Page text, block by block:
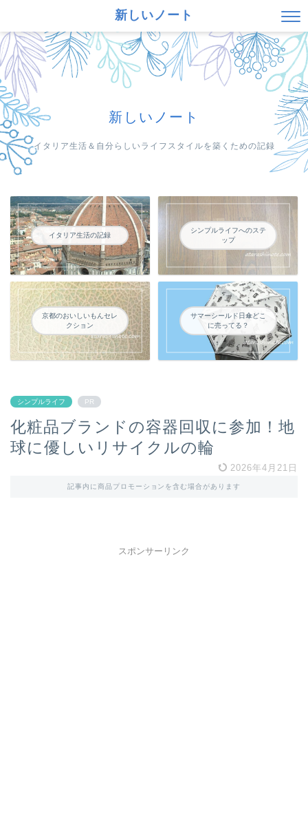
新しいノート
新しいノート
イタリア生活＆自分らしいライフスタイルを築くための記録
イタリア生活の記録
シンプルライフへのステ
ップ
京都のおいしいもんセレ
クション
サマーシールド日傘どこ
に売ってる？
シンプルライフ PR
化粧品ブランドの容器回収に参加！地
球に優しいリサイクルの輪
2026年4月21日
記事内に商品プロモーションを含む場合があります
スポンサーリンク